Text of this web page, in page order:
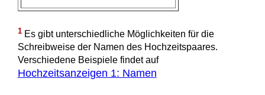
1Es gibt unterschiedliche Möglichkeiten für die
Schreibweise der Namen des Hochzeitspaares.
Verschiedene Beispiele findet auf
Hochzeitsanzeigen 1: Namen